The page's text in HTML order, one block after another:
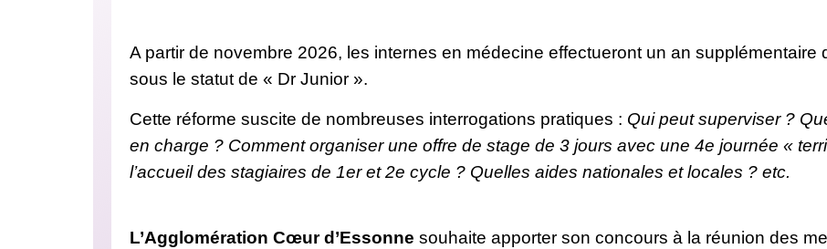
A partir de novembre 2026, les internes en médecine effectueront un an supplémentaire
sous le statut de « Dr Junior ».
Cette réforme suscite de nombreuses interrogations pratiques : Qui peut superviser ?
en charge ? Comment organiser une offre de stage de 3 jours avec une 4e journée «
l’accueil des stagiaires de 1er et 2e cycle ? Quelles aides nationales et locales ? etc.
L’Agglomération Cœur d’Essonne souhaite apporter son concours à la réunion des